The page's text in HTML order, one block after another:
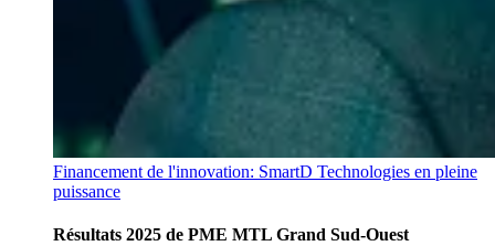
Financement de l'innovation: SmartD Technologies en pleine
puissance
Résultats 2025 de PME MTL Grand Sud-Ouest